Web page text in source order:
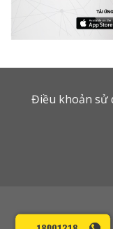
Điều khoản sử